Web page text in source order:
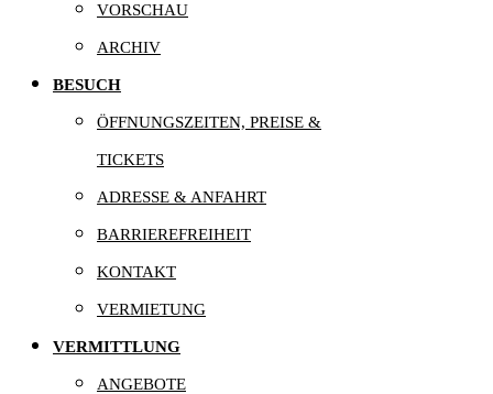
VORSCHAU
ARCHIV
BESUCH
ÖFFNUNGSZEITEN, PREISE &
TICKETS
ADRESSE & ANFAHRT
BARRIEREFREIHEIT
KONTAKT
VERMIETUNG
VERMITTLUNG
ANGEBOTE